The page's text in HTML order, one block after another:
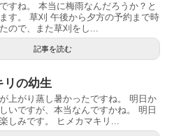
すね。 本当に梅雨なんだろうか？と
す。 草刈 午後から夕方の予約まで時
ので、また草刈をし...
記事を読む
リの幼生
上がり蒸し暑かったですね。 明日か
いですが、本当なんですかね。 明日
しみです。 ヒメカマキリ...